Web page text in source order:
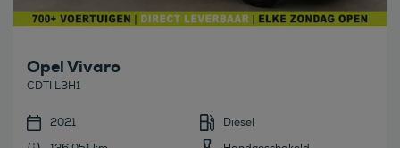
Opel Vivaro
CDTI L3H1
2021
Diesel